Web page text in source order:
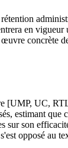
en
concrète
[UMP, UC,
estimant que
sur son
opposé au